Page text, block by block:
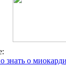
знать о